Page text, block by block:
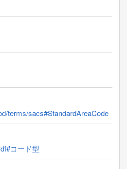
terms/sacs#StandardAreaCode
コード型